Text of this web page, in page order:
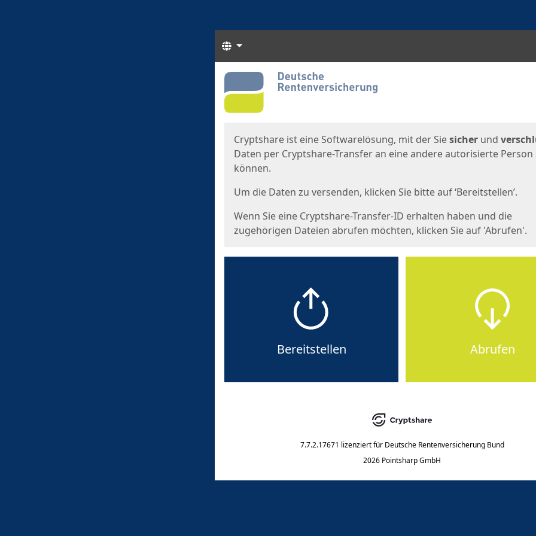
Sprachen
Start
Cryptshare ist eine Softwarelösung, mit der Siesicher und
Daten per Cryptshare-Transfer an eine andere autorisierte Person
können.
Um die Daten zu versenden, klicken Sie bitte auf ‘Bereitstellen’.
Wenn Sie eine Cryptshare-Transfer-ID erhalten haben und die
zugehörigen Dateien abrufen möchten, klicken Sie auf 'Abrufen'.
Bereitstellen Abrufen
7.7.2.17671 lizenziert für Deutsche Rentenversicherung Bund
2026 Pointsharp GmbH